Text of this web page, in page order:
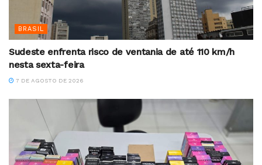
BRASIL
Sudeste enfrenta risco de ventania de até 110 km/h
nesta sexta-feira
7 DE AGOSTO DE 2026